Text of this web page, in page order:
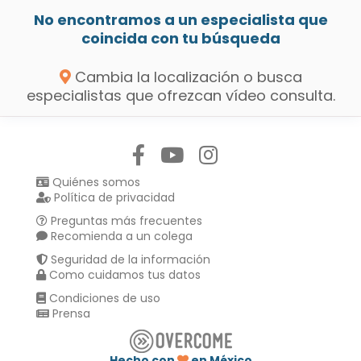
No encontramos a un especialista que
coincida con tu búsqueda
Cambia la localización o busca
especialistas que ofrezcan vídeo consulta.
Quiénes somos
Política de privacidad
Preguntas más frecuentes
Recomienda a un colega
Seguridad de la información
Como cuidamos tus datos
Condiciones de uso
Prensa